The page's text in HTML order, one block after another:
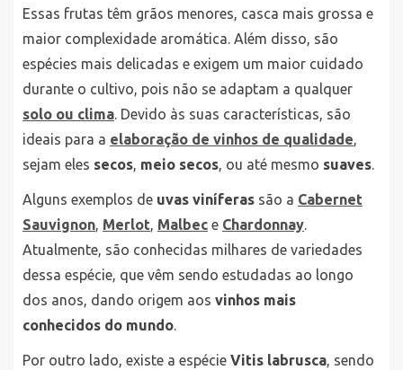
Essas frutas têm grãos menores, casca mais grossa e
maior complexidade aromática. Além disso, são
espécies mais delicadas e exigem um maior cuidado
durante o cultivo, pois não se adaptam a qualquer
solo ou clima. Devido às suas características, são
ideais para a elaboração de vinhos de qualidade,
sejam eles secos, meio secos, ou até mesmo suaves.
Alguns exemplos de uvas viníferas são a Cabernet
Sauvignon, Merlot, Malbec e Chardonnay.
Atualmente, são conhecidas milhares de variedades
dessa espécie, que vêm sendo estudadas ao longo
dos anos, dando origem aos vinhos mais
conhecidos do mundo.
Por outro lado, existe a espécie Vitis labrusca, sendo